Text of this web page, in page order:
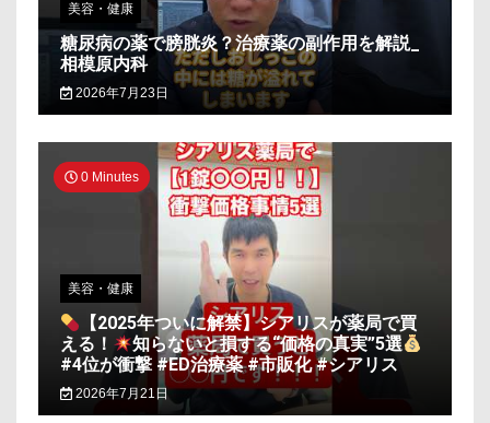
美容・健康
糖尿病の薬で膀胱炎？治療薬の副作用を解説_
相模原内科
2026年7月23日
0 Minutes
美容・健康
【2025年ついに解禁】シアリスが薬局で買
える！
知らないと損する“価格の真実”5選
#4位が衝撃 #ED治療薬 #市販化 #シアリス
2026年7月21日